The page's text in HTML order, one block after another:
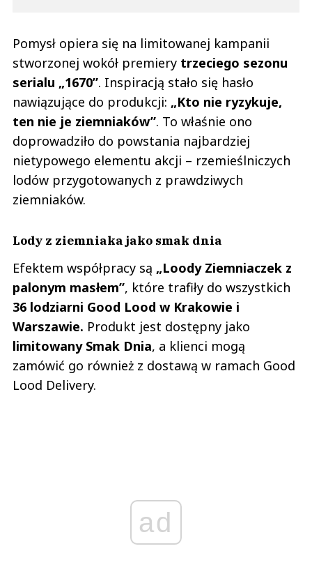
Pomysł opiera się na limitowanej kampanii
stworzonej wokół premiery trzeciego sezonu
serialu „1670”. Inspiracją stało się hasło
nawiązujące do produkcji: „Kto nie ryzykuje,
ten nie je ziemniaków”. To właśnie ono
doprowadziło do powstania najbardziej
nietypowego elementu akcji – rzemieślniczych
lodów przygotowanych z prawdziwych
ziemniaków.
Lody z ziemniaka jako smak dnia
Efektem współpracy są „Loody Ziemniaczek z
palonym masłem”, które trafiły do wszystkich
36 lodziarni Good Lood w Krakowie i
Warszawie. Produkt jest dostępny jako
limitowany Smak Dnia, a klienci mogą
zamówić go również z dostawą w ramach Good
Lood Delivery.
ad